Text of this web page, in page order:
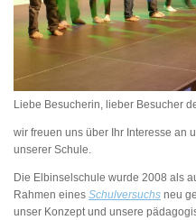
Liebe Besucherin, lieber Besucher
wir freuen uns über Ihr Interesse an
unserer Schule.
Die Elbinselschule wurde 2008 als
Rahmen eines Schulversuchs neu
unser Konzept und unsere